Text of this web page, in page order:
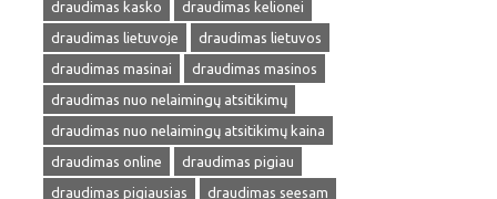
draudimas kasko
draudimas kelionei
draudimas lietuvoje
draudimas lietuvos
draudimas masinai
draudimas masinos
draudimas nuo nelaimingų atsitikimų
draudimas nuo nelaimingų atsitikimų kaina
draudimas online
draudimas pigiau
draudimas pigiausias
draudimas seesam